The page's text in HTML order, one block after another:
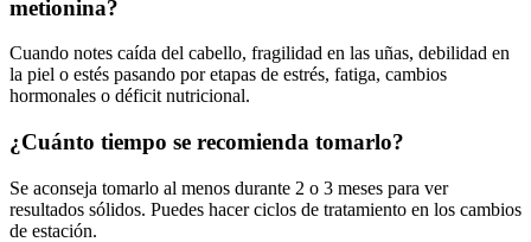
metionina?
Cuando notes caída del cabello, fragilidad en las uñas, debilidad en
la piel o estés pasando por etapas de estrés, fatiga, cambios
hormonales o déficit nutricional.
¿Cuánto tiempo se recomienda tomarlo?
Se aconseja tomarlo al menos durante 2 o 3 meses para ver
resultados sólidos. Puedes hacer ciclos de tratamiento en los cambios
de estación.